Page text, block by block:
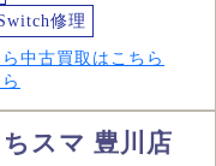
修理
中古買取はこちら
スマ 豊川店